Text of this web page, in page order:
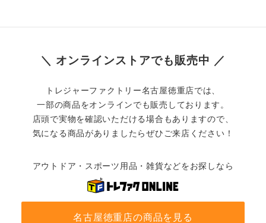
＼ オンラインストアでも販売中 ／
トレジャーファクトリー名古屋徳重店では、
一部の商品をオンラインでも販売しております。
店頭で実物を確認いただける場合もありますので、
気になる商品がありましたらぜひご来店ください！
アウトドア・スポーツ用品・雑貨などをお探しなら
名古屋徳重店の商品を見る